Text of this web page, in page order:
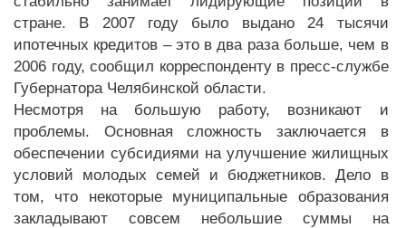
стране. В 2007 году было выдано 24 тысячи
ипотечных кредитов – это в два раза больше, чем в
2006 году, сообщил корреспонденту в пресс-службе
Губернатора Челябинской области.
Несмотря на большую работу, возникают и
проблемы. Основная сложность заключается в
обеспечении субсидиями на улучшение жилищных
условий молодых семей и бюджетников. Дело в
том, что некоторые муниципальные образования
закладывают совсем небольшие суммы на